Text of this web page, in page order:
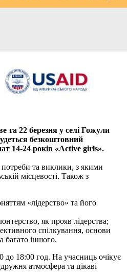
та 22 березня у селі Гожули
безкоштовний
14-24 років «Active girls».
та виклики, з якими
місцевості. Також з
«лідерство» та його
як прояв лідерства;
спілкування, основи
багато іншого.
до 18:00 год. На учасниць очікує
атмосфера та цікаві